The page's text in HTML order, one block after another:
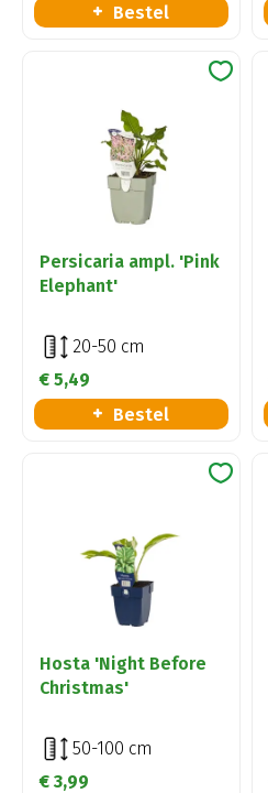
Bestel
Persicaria ampl. 'Pink
Elephant'
20-50 cm
€ 5,49
Bestel
Hosta 'Night Before
Christmas'
50-100 cm
€ 3,99